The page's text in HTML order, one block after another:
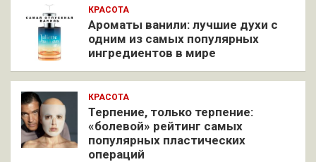
КРАСОТА
Ароматы ванили: лучшие духи с
одним из самых популярных
ингредиентов в мире
КРАСОТА
Терпение, только терпение:
«болевой» рейтинг самых
популярных пластических
операций